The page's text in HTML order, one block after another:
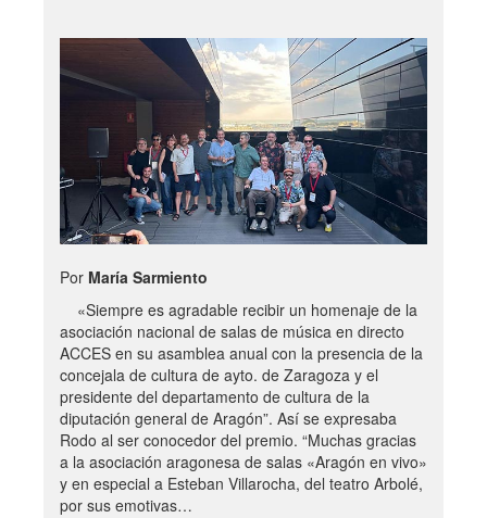
Por María Sarmiento
«Siempre es agradable recibir un homenaje de la
asociación nacional de salas de música en directo
ACCES en su asamblea anual con la presencia de la
concejala de cultura de ayto. de Zaragoza y el
presidente del departamento de cultura de la
diputación general de Aragón”. Así se expresaba
Rodo al ser conocedor del premio. “Muchas gracias
a la asociación aragonesa de salas «Aragón en vivo»
y en especial a Esteban Villarocha, del teatro Arbolé,
por sus emotivas…